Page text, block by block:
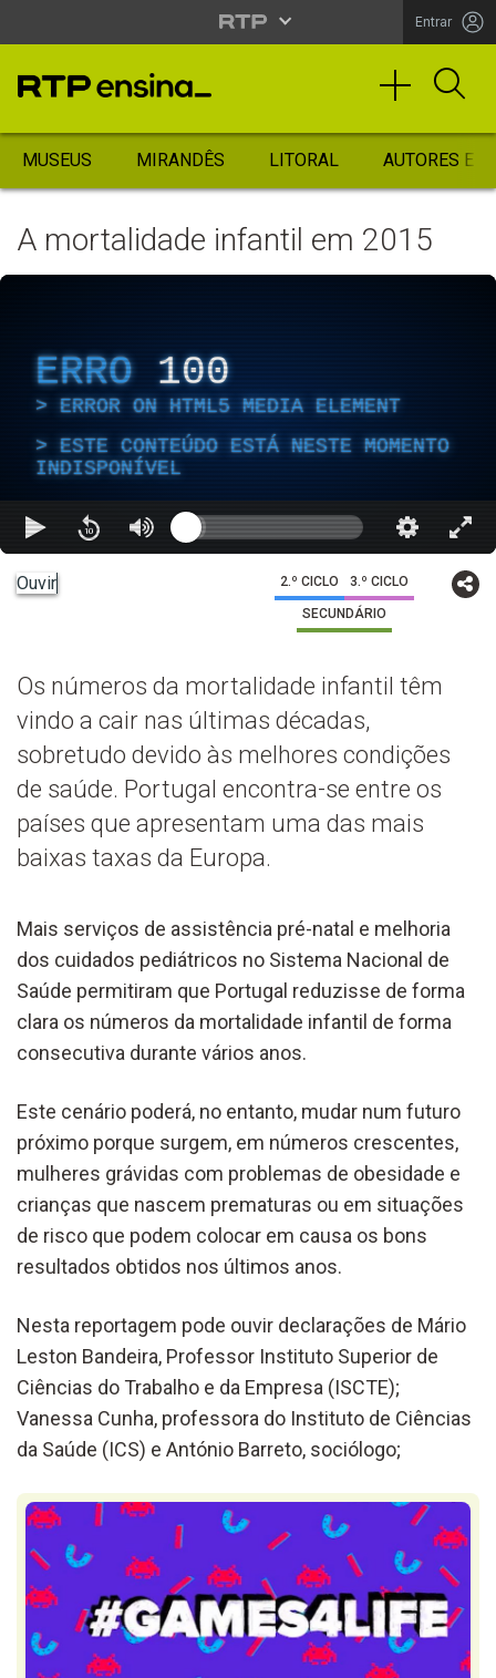
Entrar
MUSEUS MIRANDÊS LITORAL AUTORES
A mortalidade infantil em 2015
ERRO 100
ERROR ON HTML5 MEDIA ELEMENT
ESTE CONTEÚDO ESTÁ NESTE MOMENTO
INDISPONÍVEL
Ouvir 2.º CICLO 3.º CICLO
SECUNDÁRIO
Os números da mortalidade infantil têm
vindo a cair nas últimas décadas,
sobretudo devido às melhores condições
de saúde. Portugal encontra-se entre os
países que apresentam uma das mais
baixas taxas da Europa.
Mais serviços de assistência pré-natal e melhoria
dos cuidados pediátricos no Sistema Nacional de
Saúde permitiram que Portugal reduzisse de forma
clara os números da mortalidade infantil de forma
consecutiva durante vários anos.
Este cenário poderá, no entanto, mudar num futuro
próximo porque surgem, em números crescentes,
mulheres grávidas com problemas de obesidade e
crianças que nascem prematuras ou em situações
de risco que podem colocar em causa os bons
resultados obtidos nos últimos anos.
Nesta reportagem pode ouvir declarações de Mário
Leston Bandeira, Professor Instituto Superior de
Ciências do Trabalho e da Empresa (ISCTE);
Vanessa Cunha, professora do Instituto de Ciências
da Saúde (ICS) e António Barreto, sociólogo;